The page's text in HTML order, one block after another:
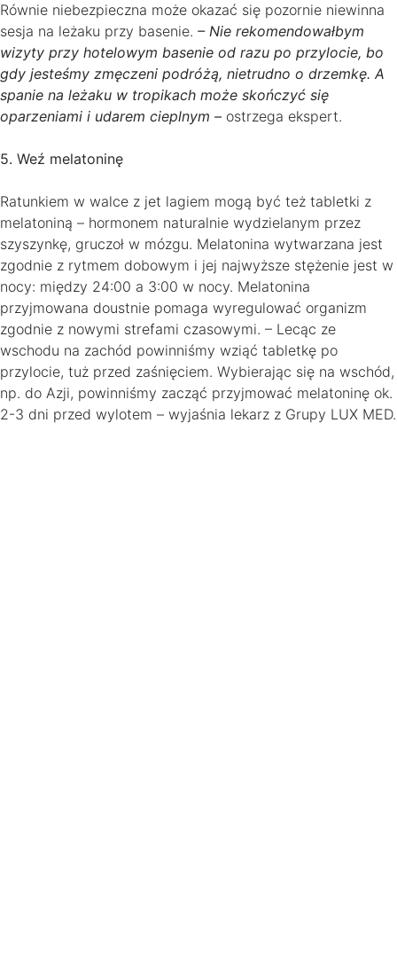
Równie niebezpieczna może okazać się pozornie niewinna
sesja na leżaku przy basenie. – Nie rekomendowałbym
wizyty przy hotelowym basenie od razu po przylocie, bo
gdy jesteśmy zmęczeni podróżą, nietrudno o drzemkę. A
spanie na leżaku w tropikach może skończyć się
oparzeniami i udarem cieplnym – ostrzega ekspert.
5. Weź melatoninę
Ratunkiem w walce z jet lagiem mogą być też tabletki z
melatoniną – hormonem naturalnie wydzielanym przez
szyszynkę, gruczoł w mózgu. Melatonina wytwarzana jest
zgodnie z rytmem dobowym i jej najwyższe stężenie jest w
nocy: między 24:00 a 3:00 w nocy. Melatonina
przyjmowana doustnie pomaga wyregulować organizm
zgodnie z nowymi strefami czasowymi. – Lecąc ze
wschodu na zachód powinniśmy wziąć tabletkę po
przylocie, tuż przed zaśnięciem. Wybierając się na wschód,
np. do Azji, powinniśmy zacząć przyjmować melatoninę ok.
2-3 dni przed wylotem – wyjaśnia lekarz z Grupy LUX MED.